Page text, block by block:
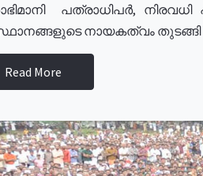
പത്രാധിപർ,
നായകത്വം തുടങ്ങി
Read More